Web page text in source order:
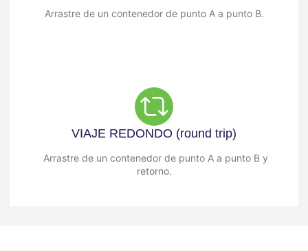
Arrastre de un contenedor de punto A a punto B.
VIAJE REDONDO (round trip)
Arrastre de un contenedor de punto A a punto B y
retorno.